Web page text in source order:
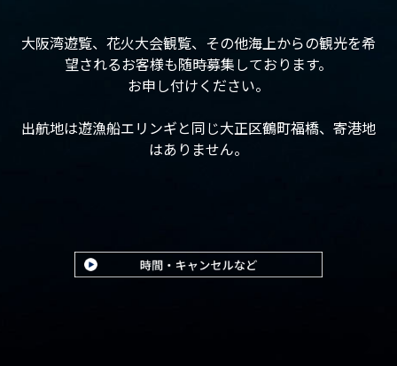
大阪湾遊覧、花火大会観覧、その他海上からの観光を希
望されるお客様も随時募集しております。
お申し付けください。
出航地は遊漁船エリンギと同じ大正区鶴町福橋、寄港地
はありません。